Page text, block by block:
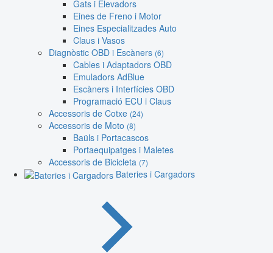
Gats i Elevadors
Eines de Freno i Motor
Eines Especialitzades Auto
Claus i Vasos
Diagnòstic OBD i Escàners (6)
Cables i Adaptadors OBD
Emuladors AdBlue
Escàners i Interfícies OBD
Programació ECU i Claus
Accessoris de Cotxe (24)
Accessoris de Moto (8)
Baüls i Portacascos
Portaequipatges i Maletes
Accessoris de Bicicleta (7)
Bateries i Cargadors